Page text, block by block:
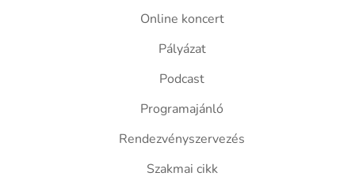
Online koncert
Pályázat
Podcast
Programajánló
Rendezvényszervezés
Szakmai cikk